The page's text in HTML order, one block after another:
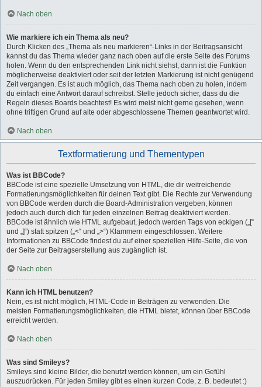
Nach oben
Wie markiere ich ein Thema als neu?
Durch Klicken des „Thema als neu markieren“-Links in der Beitragsansicht
kannst du das Thema wieder ganz nach oben auf die erste Seite des Forums
holen. Wenn du den entsprechenden Link nicht siehst, dann ist die Funktion
möglicherweise deaktiviert oder seit der letzten Markierung ist nicht genügend
Zeit vergangen. Es ist auch möglich, das Thema nach oben zu holen, indem
du einfach eine Antwort darauf schreibst. Stelle jedoch sicher, dass du die
Regeln dieses Boards beachtest! Es wird meist nicht gerne gesehen, wenn
ohne triftigen Grund auf alte oder abgeschlossene Themen geantwortet wird.
Nach oben
Textformatierung und Thementypen
Was ist BBCode?
BBCode ist eine spezielle Umsetzung von HTML, die dir weitreichende
Formatierungsmöglichkeiten für deinen Text gibt. Die Rechte zur Verwendung
von BBCode werden durch die Board-Administration vergeben, können
jedoch auch durch dich für jeden einzelnen Beitrag deaktiviert werden.
BBCode ist ähnlich wie HTML aufgebaut, jedoch werden Tags von eckigen („[“
und „]“) statt spitzen („<“ und „>“) Klammern eingeschlossen. Weitere
Informationen zu BBCode findest du auf einer speziellen Hilfe-Seite, die von
der Seite zur Beitragserstellung aus zugänglich ist.
Nach oben
Kann ich HTML benutzen?
Nein, es ist nicht möglich, HTML-Code in Beiträgen zu verwenden. Die
meisten Formatierungsmöglichkeiten, die HTML bietet, können über BBCode
erreicht werden.
Nach oben
Was sind Smileys?
Smileys sind kleine Bilder, die benutzt werden können, um ein Gefühl
auszudrücken. Für jeden Smiley gibt es einen kurzen Code, z. B. bedeutet :)